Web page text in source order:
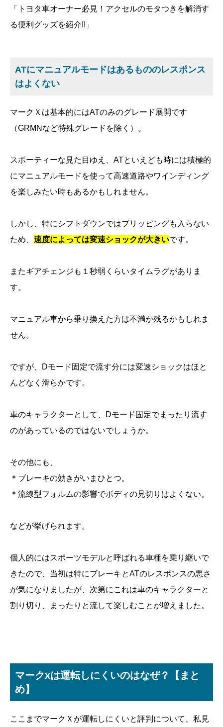
「トヨタ車オーナー必見！アクセルのモタつきを解消す
る便利グッズを紹介!!」
ATにマニュアルモードはあるもののレスポンス
はよくない
マークＸは基本的にはATのみのグレード展開です
（GRMNなど特殊グレードを除く）。
スポーティーな見た目ゆえ、ATといえども時には積極的
にマニュアルモードを使って高速道路やワインディング
を楽しみたい時もあるかもしれません。
しかし、特にシフトダウンではブリッピングも入らない
ため、 速度によっては変速ショックが大きいです。
またギアチェンジも１秒弱くらいタイムラグがありま
す。
マニュアル車から乗り換えた方は不満が残るかもしれま
せん。
ですが、Dモード固定で流す分には変速ショックはほと
んどなく滑らかです。
車のキャラクターとして、Dモード固定でまったり流す
のがあっているのではないでしょうか。
その他にも、
＊ブレーキの効きがいまひとつ。
＊流線型フォルムの影響でボディの見切りはよくない。
などが挙げられます。
個人的にはスポーツモデルと呼ばれる車種を乗り継いで
きたので、当初は特にブレーキとATのレスポンスの悪さ
が気になりましたが、次第にこれは車のキャラクターと
割り切り、まったりと流して楽しむことが増えました。
マークxは運転しにくいのはなぜ？【まと
め】
ここまでマークＸが運転しにくいと評判について、私見